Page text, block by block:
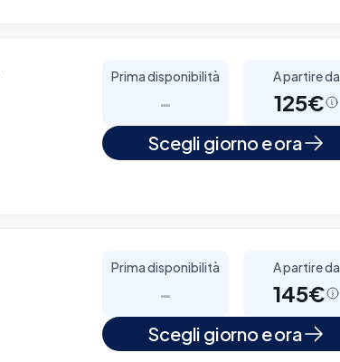
Prima disponibilità
-
A partire da
125€
Scegli giorno e ora
Prima disponibilità
-
A partire da
145€
Scegli giorno e ora